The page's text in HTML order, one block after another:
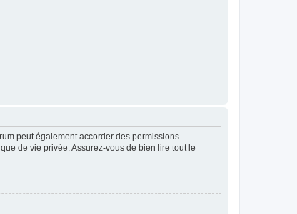
peut également accorder des permissions
de vie privée. Assurez-vous de bien lire tout le